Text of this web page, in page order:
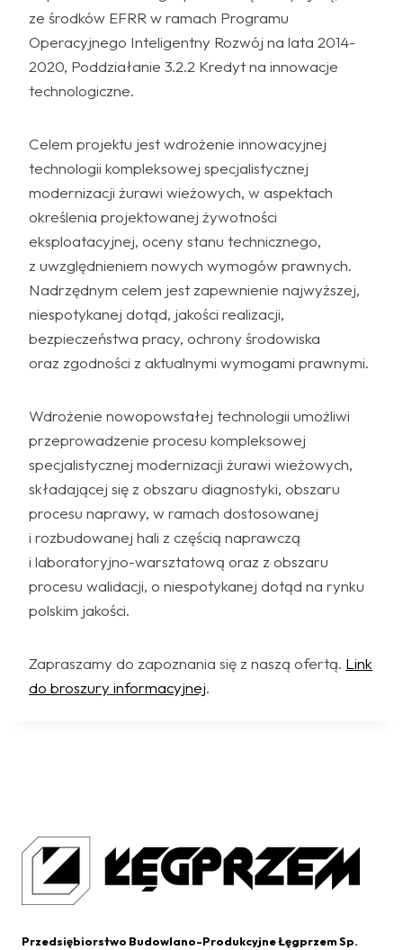
ze środków EFRR w ramach Programu
Operacyjnego Inteligentny Rozwój na lata 2014-
2020, Poddziałanie 3.2.2 Kredyt na innowacje
technologiczne.
Celem projektu jest wdrożenie innowacyjnej
technologii kompleksowej specjalistycznej
modernizacji żurawi wieżowych, w aspektach
określenia projektowanej żywotności
eksploatacyjnej, oceny stanu technicznego,
z uwzględnieniem nowych wymogów prawnych.
Nadrzędnym celem jest zapewnienie najwyższej,
niespotykanej dotąd, jakości realizacji,
bezpieczeństwa pracy, ochrony środowiska
oraz zgodności z aktualnymi wymogami prawnymi.
Wdrożenie nowopowstałej technologii umożliwi
przeprowadzenie procesu kompleksowej
specjalistycznej modernizacji żurawi wieżowych,
składającej się z obszaru diagnostyki, obszaru
procesu naprawy, w ramach dostosowanej
i rozbudowanej hali z częścią naprawczą
i laboratoryjno-warsztatową oraz z obszaru
procesu walidacji, o niespotykanej dotąd na rynku
polskim jakości.
Zapraszamy do zapoznania się z naszą ofertą. Link
do broszury informacyjnej.
Przedsiębiorstwo Budowlano-Produkcyjne Łęgprzem Sp.